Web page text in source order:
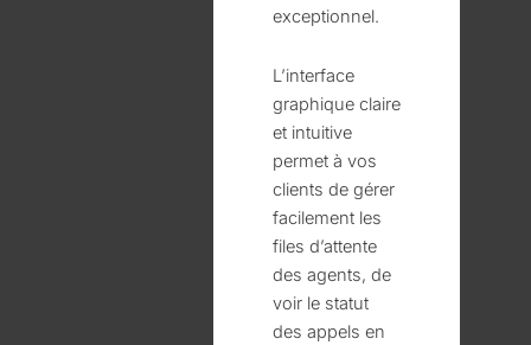
exceptionnel.
L’interface
graphique claire
et intuitive
permet à vos
clients de gérer
facilement les
files d’attente
des agents, de
voir le statut
des appels en